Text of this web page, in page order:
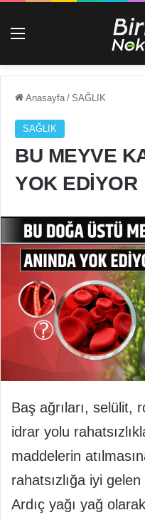
Menü
Anasayfa / SAĞLIK
SAĞLIK
BU MEYVE
YOK EDİYOR
Baş ağrıları, selülit,
idrar yolu
maddelerin
rahatsızlığa iyi
Ardıç yağı yağ